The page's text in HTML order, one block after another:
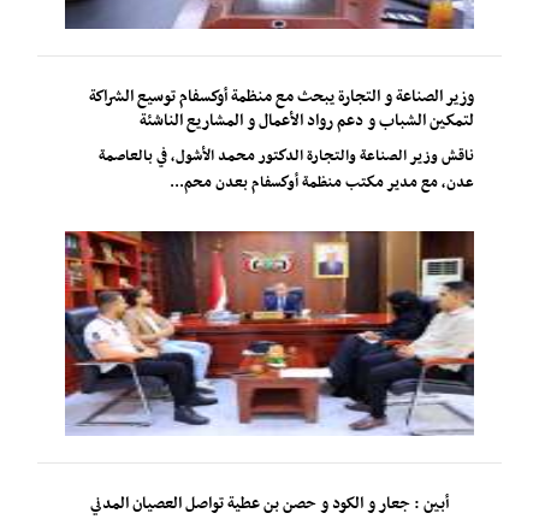
وزير الصناعة و التجارة يبحث مع منظمة أوكسفام توسيع الشراكة
لتمكين الشباب و دعم رواد الأعمال و المشاريع الناشئة
ناقش وزير الصناعة والتجارة الدكتور محمد الأشول، في بالعاصمة
عدن، مع مدير مكتب منظمة أوكسفام بعدن محم...
أبين : جعار و الكود و حصن بن عطية تواصل العصيان المدني